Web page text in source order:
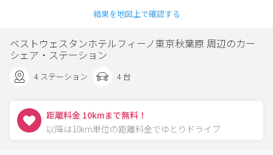
結果を地図上で確認する
ベストウェスタンホテルフィーノ東京秋葉原 周辺のカー
シェア・ステーション
4 ステーション 4 台
距離料金 10kmまで無料！
以降は10km単位の距離料金でゆとりドライブ